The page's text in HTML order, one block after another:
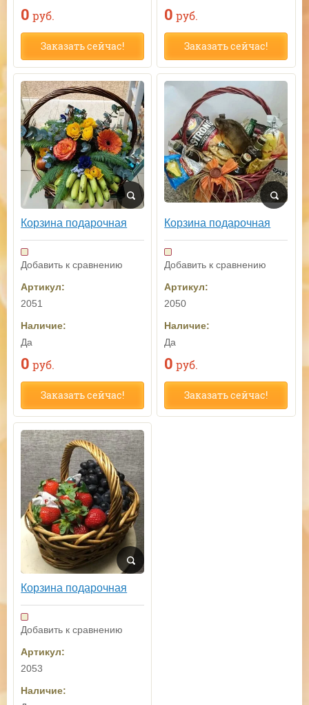
0 руб.
Заказать сейчас!
0 руб.
Заказать сейчас!
Корзина подарочная
Добавить к сравнению
Артикул:
2051
Наличие:
Да
0 руб.
Заказать сейчас!
Корзина подарочная
Добавить к сравнению
Артикул:
2050
Наличие:
Да
0 руб.
Заказать сейчас!
Корзина подарочная
Добавить к сравнению
Артикул:
2053
Наличие: